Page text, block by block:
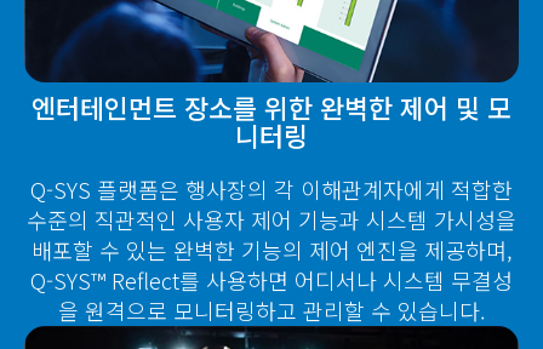
엔터테인먼트 장소를 위한 완벽한 제어 및 모
니터링
Q-SYS 플랫폼은 행사장의 각 이해관계자에게 적합한
수준의 직관적인 사용자 제어 기능과 시스템 가시성을
배포할 수 있는 완벽한 기능의 제어 엔진을 제공하며,
Q-SYS™ Reflect를 사용하면 어디서나 시스템 무결성
을 원격으로 모니터링하고 관리할 수 있습니다.